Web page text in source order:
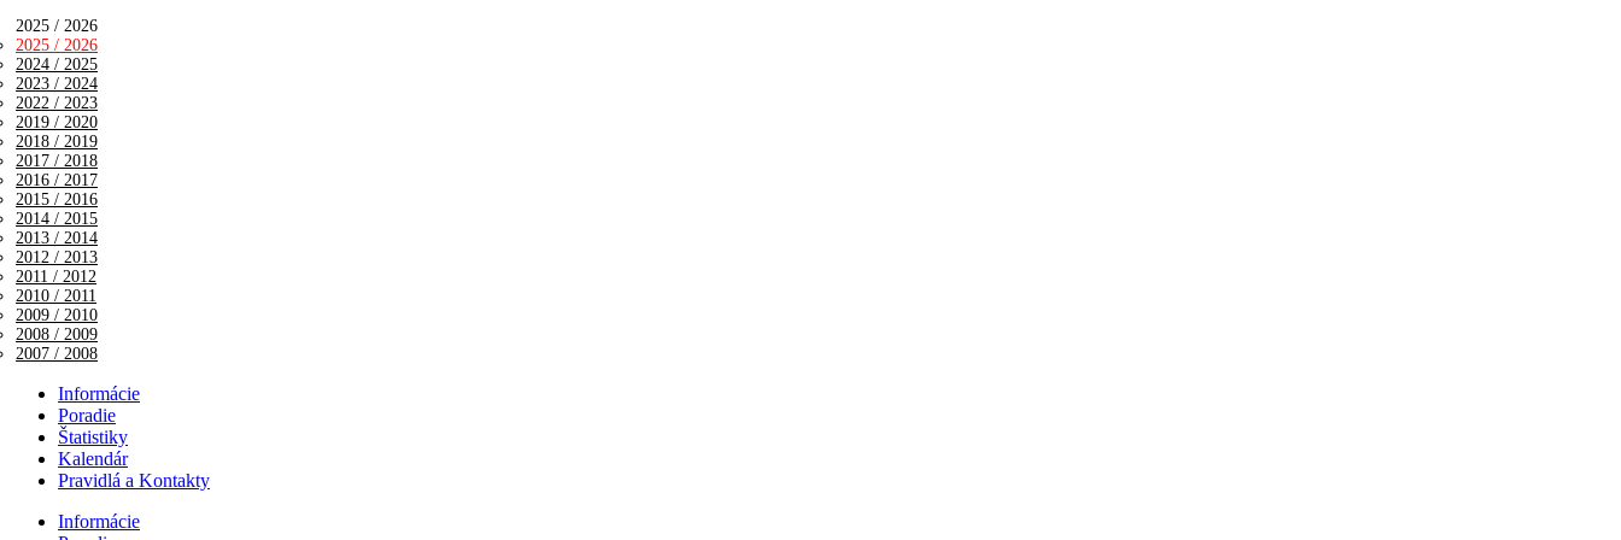
2025 / 2026
2025 / 2026
2024 / 2025
2023 / 2024
2022 / 2023
2019 / 2020
2018 / 2019
2017 / 2018
2016 / 2017
2015 / 2016
2014 / 2015
2013 / 2014
2012 / 2013
2011 / 2012
2010 / 2011
2009 / 2010
2008 / 2009
2007 / 2008
Informácie
Poradie
Štatistiky
Kalendár
Pravidlá a Kontakty
Informácie